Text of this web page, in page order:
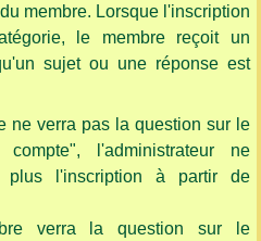
membre. Lorsque l'inscription
le membre reçoit un
sujet ou une réponse est
ne verra pas la question sur le
compte", l'administrateur ne
plus l'inscription à partir de
verra la question sur le